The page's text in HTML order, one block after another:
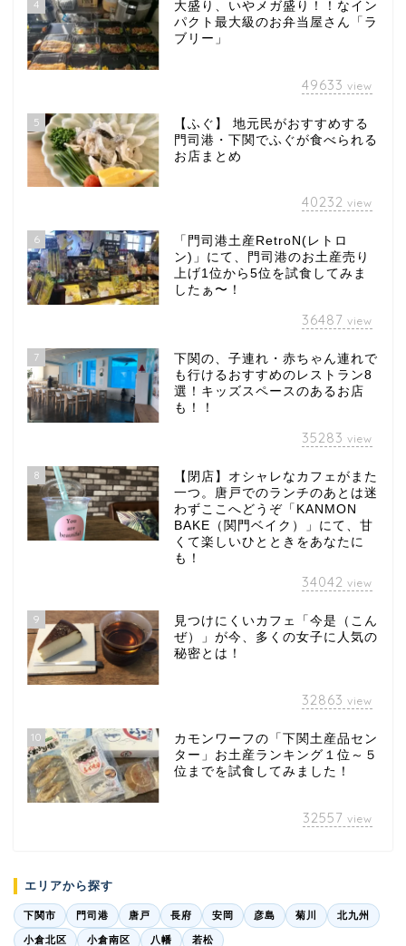
4
大盛り、いやメガ盛り！！なイン
パクト最大級のお弁当屋さん「ラ
ブリー」
49633 view
5
【ふぐ】 地元民がおすすめする
門司港・下関でふぐが食べられる
お店まとめ
40232 view
6
「門司港土産RetroN(レトロ
ン)」にて、門司港のお土産売り
上げ1位から5位を試食してみま
したぁ〜！
36487 view
7
下関の、子連れ・赤ちゃん連れで
も行けるおすすめのレストラン8
選！キッズスペースのあるお店
も！！
35283 view
8
【閉店】オシャレなカフェがまた
一つ。唐戸でのランチのあとは迷
わずここへどうぞ「KANMON
BAKE（関門ベイク）」にて、甘
くて楽しいひとときをあなたに
も！
34042 view
9
見つけにくいカフェ「今是（こん
ぜ）」が今、多くの女子に人気の
秘密とは！
32863 view
10
カモンワーフの「下関土産品セン
ター」お土産ランキング１位～５
位までを試食してみました！
32557 view
エリアから探す
下関市 門司港 唐戸 長府 安岡 彦島 菊川 北九州
小倉北区 小倉南区 八幡 若松